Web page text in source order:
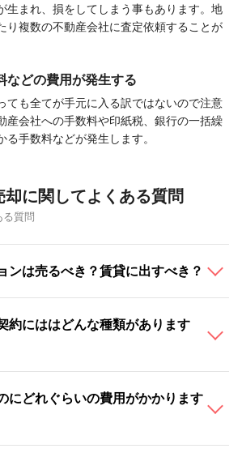
生まれ、損をしてしまう事もあります。地
り複数の不動産会社に査定依頼することが
などの費用が発生する
ても全てが手元に入る訳ではないので注意
産会社への手数料や印紙税、銀行の一括繰
る手数料などが発生します。
却に関してよくある質問
る質問
ンは売るべき？賃貸に出すべき？
約にははどんな種類があります
にどれぐらいの費用がかかります